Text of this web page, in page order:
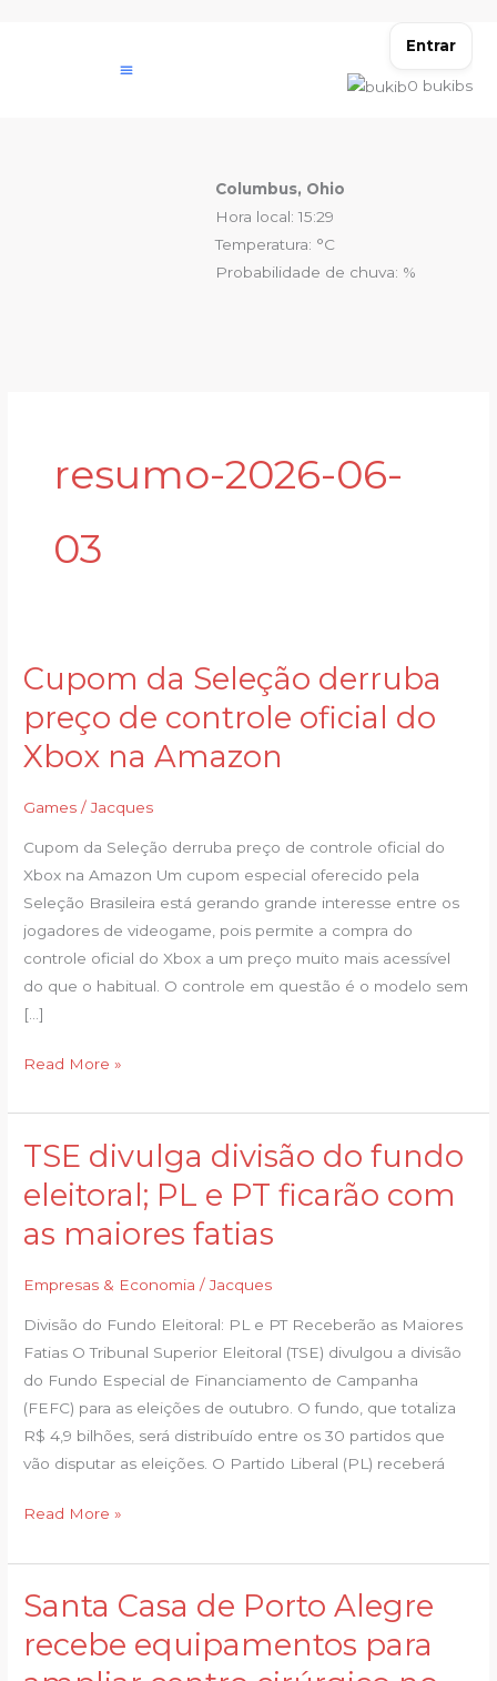
Entrar
0 bukibs
Columbus, Ohio
Hora local: 15:29
Temperatura: °C
Probabilidade de chuva: %
resumo-2026-06-
03
Cupom da Seleção derruba
preço de controle oficial do
Xbox na Amazon
Games /Jacques
Cupom da Seleção derruba preço de controle oficial do
Xbox na Amazon Um cupom especial oferecido pela
Seleção Brasileira está gerando grande interesse entre os
jogadores de videogame, pois permite a compra do
controle oficial do Xbox a um preço muito mais acessível
do que o habitual. O controle em questão é o modelo sem
[…]
Cupom
Seleção
derruba
de
oficial
Xbox
Amazon
Read More »
TSE divulga divisão do fundo
eleitoral; PL e PT ficarão com
as maiores fatias
Empresas & Economia /Jacques
Divisão do Fundo Eleitoral: PL e PT Receberão as Maiores
Fatias O Tribunal Superior Eleitoral (TSE) divulgou a divisão
do Fundo Especial de Financiamento de Campanha
(FEFC) para as eleições de outubro. O fundo, que totaliza
R$ 4,9 bilhões, será distribuído entre os 30 partidos que
vão disputar as eleições. O Partido Liberal (PL) receberá
TSE
divisão
do
eleitoral;
PL
PT
ficarão
com
as
fatias
Read More »
Santa Casa de Porto Alegre
recebe equipamentos para
Santa
de